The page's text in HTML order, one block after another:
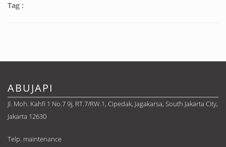
Tag :
ABUJAPI
Jl. Moh. Kahfi 1 No.7 9j, RT.7/RW.1, Cipedak, Jagakarsa, South Jakarta City,
Jakarta 12630
Telp. maintenance